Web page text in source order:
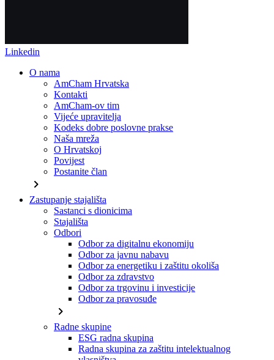
Linkedin
O nama
AmCham Hrvatska
Kontakti
AmCham-ov tim
Vijeće upravitelja
Kodeks dobre poslovne prakse
Naša mreža
O Hrvatskoj
Povijest
Postanite član
chevron_right
Zastupanje stajališta
Sastanci s dionicima
Stajališta
Odbori
Odbor za digitalnu ekonomiju
Odbor za javnu nabavu
Odbor za energetiku i zaštitu okoliša
Odbor za zdravstvo
Odbor za trgovinu i investicije
Odbor za pravosuđe
chevron_right
Radne skupine
ESG radna skupina
Radna skupina za zaštitu intelektualnog